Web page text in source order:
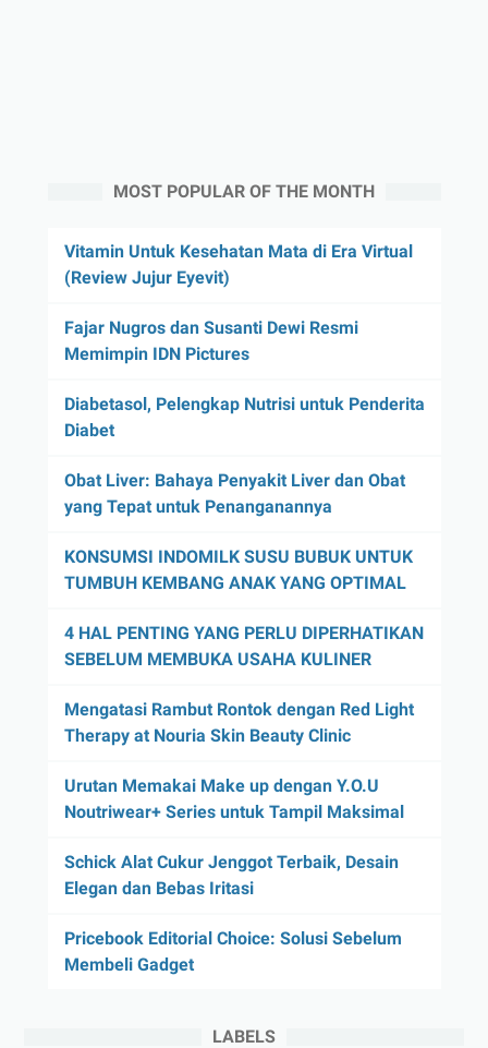
MOST POPULAR OF THE MONTH
Vitamin Untuk Kesehatan Mata di Era Virtual
(Review Jujur Eyevit)
Fajar Nugros dan Susanti Dewi Resmi
Memimpin IDN Pictures
Diabetasol, Pelengkap Nutrisi untuk Penderita
Diabet
Obat Liver: Bahaya Penyakit Liver dan Obat
yang Tepat untuk Penanganannya
KONSUMSI INDOMILK SUSU BUBUK UNTUK
TUMBUH KEMBANG ANAK YANG OPTIMAL
4 HAL PENTING YANG PERLU DIPERHATIKAN
SEBELUM MEMBUKA USAHA KULINER
Mengatasi Rambut Rontok dengan Red Light
Therapy at Nouria Skin Beauty Clinic
Urutan Memakai Make up dengan Y.O.U
Noutriwear+ Series untuk Tampil Maksimal
Schick Alat Cukur Jenggot Terbaik, Desain
Elegan dan Bebas Iritasi
Pricebook Editorial Choice: Solusi Sebelum
Membeli Gadget
LABELS